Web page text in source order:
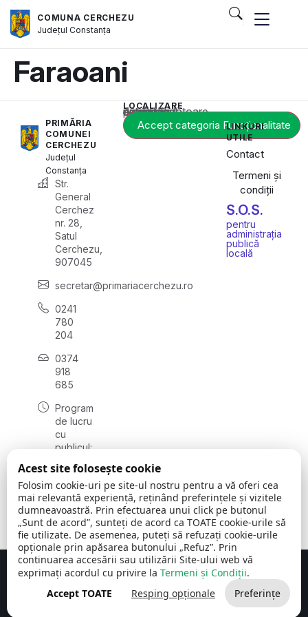
COMUNA CERCHEZU
JudețulConstanța
Faraoani
PRIMĂRIA
COMUNEI
CERCHEZU
Județul
Constanța
Str.
General
Cerchez
nr. 28,
Satul
Cerchezu,
907045
secretar@primariacerchezu.ro
0241
780
204
0374
918
685
Program
de lucru
cu
publicul:
08:00 -
16:30
, vineri:
08:00 -
14:00
LOCALIZARE
Acest conținut este blocat până când acceptați categoria corespunzătoare de cookie-uri.
Accept categoria Funcționalitate
LINKURI
UTILE
Contact
Termeni și
condiții
S.O.S.
pentru
administrația
publică
locală
Comuna Cerchezu © 2026Toate drepturile rezervate
Concept realizat de Big Media Relații Publice SRL
Acest site folosește cookie
Folosim cookie-uri pe site-ul nostru pentru a vă oferi cea
mai relevantă experiență, reținând preferințele și vizitele
dumneavoastră. Prin efectuarea unui click pe butonul
„Sunt de acord”, sunteți de acord ca TOATE cookie-urile să
fie utilizate. De asemenea, puteți să refuzați cookie-urile
opționale prin apăsarea butonului „Refuz”. Prin
continuarea accesării sau utilizării Site-ului web vă
exprimați acordul cu privire la Termeni și Condiții.
Accept TOATE
Resping opționale Preferințe